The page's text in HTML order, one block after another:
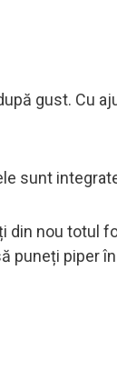
gust. Cu
sunt
din nou totul
puneți piper